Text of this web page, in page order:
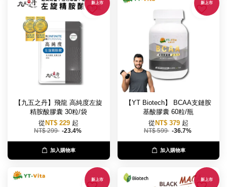
新上市
【九五之丹】飛龍 高純度左旋
精胺酸膠囊 30粒/袋
從 NT$ 229 起
NT$ 299 -23.4%
加入購物車
新上市
【YT Biotech】 BCAA支鏈胺
基酸膠囊 60粒/瓶
從 NT$ 379 起
NT$ 599 -36.7%
加入購物車
新上市 新上市